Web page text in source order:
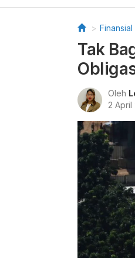
Finansial
Tak
Oleh
2 April